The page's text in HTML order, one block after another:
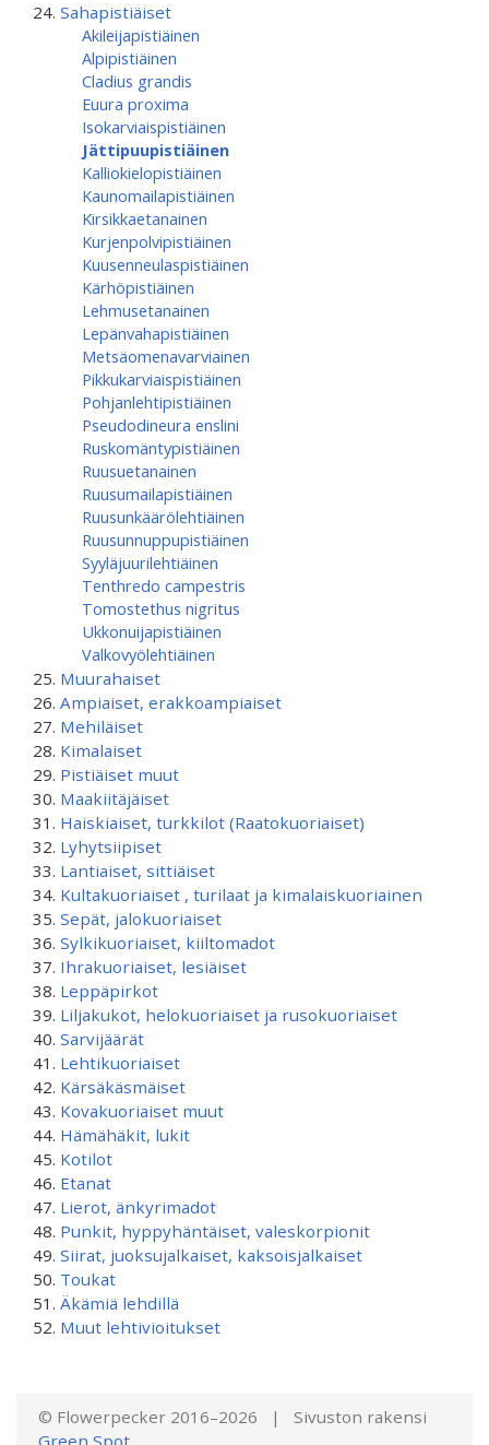
Sahapistiäiset
Akileijapistiäinen
Alpipistiäinen
Cladius grandis
Euura proxima
Isokarviaispistiäinen
Jättipuupistiäinen
Kalliokielopistiäinen
Kaunomailapistiäinen
Kirsikkaetanainen
Kurjenpolvipistiäinen
Kuusenneulaspistiäinen
Kärhöpistiäinen
Lehmusetanainen
Lepänvahapistiäinen
Metsäomenavarviainen
Pikkukarviaispistiäinen
Pohjanlehtipistiäinen
Pseudodineura enslini
Ruskomäntypistiäinen
Ruusuetanainen
Ruusumaila­pistiäinen
Ruusunkäärölehtiäinen
Ruusunnuppupistiäinen
Syyläjuurilehtiäinen
Tenthredo campestris
Tomostethus nigritus
Ukkonuijapistiäinen
Valkovyölehtiäinen
Muurahaiset
Ampiaiset, erakkoampiaiset
Mehiläiset
Kimalaiset
Pistiäiset muut
Maakiitäjäiset
Haiskiaiset, turkkilot (Raatokuoriaiset)
Lyhytsiipiset
Lantiaiset, sittiäiset
Kultakuoriaiset , turilaat ja kimalaiskuoriainen
Sepät, jalokuoriaiset
Sylkikuoriaiset, kiiltomadot
Ihrakuoriaiset, lesiäiset
Leppäpirkot
Liljakukot, helokuoriaiset ja rusokuoriaiset
Sarvijäärät
Lehtikuoriaiset
Kärsäkäsmäiset
Kovakuoriaiset muut
Hämähäkit, lukit
Kotilot
Etanat
Lierot, änkyrimadot
Punkit, hyppyhäntäiset, valeskorpionit
Siirat, juoksujalkaiset, kaksoisjalkaiset
Toukat
Äkämiä lehdillä
Muut lehtivioitukset
© Flowerpecker 2016–2026 | Sivuston rakensi
Green Spot